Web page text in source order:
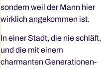
sondern weil der Mann hier
wirklich angekommen ist.
In einer Stadt, die nie schläft,
und die mit einem
charmanten Generationen-